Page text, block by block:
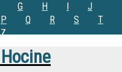
G H I
J
P Q R S
T
Z
Hocine